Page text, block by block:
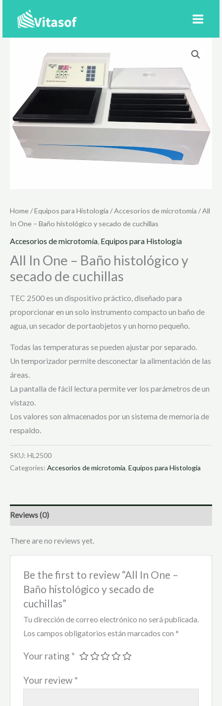
Home/Equipos para Histología /Accesorios de microtomía / All
In One – Baño histológico y secado de cuchillas
Accesorios de microtomía Equipos para Histología
All In One – Baño histológico y
secado de cuchillas
TEC 2500 es un dispositivo práctico, diseñado para
proporcionar en un solo instrumento compacto un baño de
agua, un secador de portaobjetos y un horno pequeño.
Todas las temperaturas se pueden ajustar por separado.
Un temporizador permite desconectar la alimentación de las
áreas.
La pantalla de fácil lectura permite ver los parámetros de un
vistazo.
Los valores son almacenados por un sistema de memoria de
respaldo.
SKU: HL2500
Categories: Accesorios de microtomía, Equipos para Histología
Reviews (0)
There are no reviews yet.
Be the first to review “All In One –
Baño histológico y secado de
cuchillas”
Tu dirección de correo electrónico no será publicada.
Los campos obligatorios están marcados con *
Your rating *
Your review *